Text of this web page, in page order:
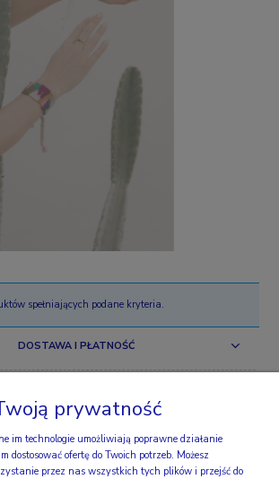
spełniających podane kryteria.
DOSTAWA I PŁATNOŚĆ
OBSERWUJ NAS
INFO
prywatność
im technologie umożliwiają poprawne działanie
dostosować ofertę do Twoich potrzeb. Możesz
przez nas wszystkich tych plików i przejść do